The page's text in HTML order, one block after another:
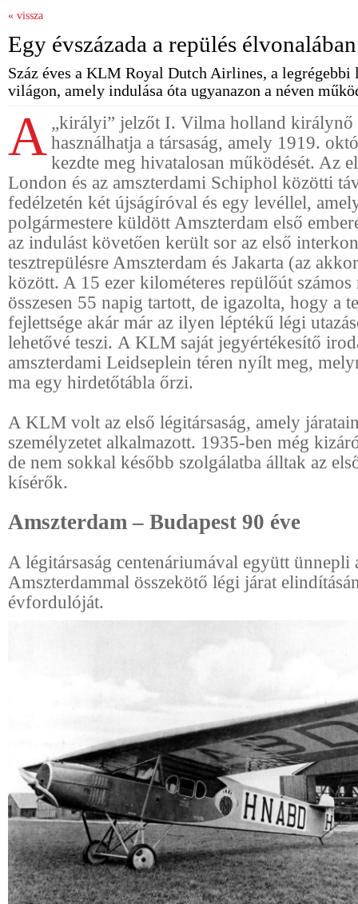
« vissza
Egy évszázada a repülés élvonalában
Száz éves a KLM Royal Dutch Airlines, a legrégebbi
világon, amely indulása óta ugyanazon a néven
A „királyi” jelzőt I. Vilma holland királynő
használhatja a társaság, amely 1919.
kezdte meg hivatalosan működését. Az
London és az amszterdami Schiphol közötti
fedélzetén két újságíróval és egy levéllel,
polgármestere küldött Amszterdam első
az indulást követően került sor az első
tesztrepülésre Amszterdam és Jakarta (az
között. A 15 ezer kilométeres repülőút
összesen 55 napig tartott, de igazolta, hogy a
fejlettsége akár már az ilyen léptékű légi
lehetővé teszi. A KLM saját jegyértékesítő
amszterdami Leidseplein téren nyílt meg,
ma egy hirdetőtábla őrzi.
A KLM volt az első légitársaság, amely
személyzetet alkalmazott. 1935-ben még
de nem sokkal később szolgálatba álltak az
kísérők.
Amszterdam – Budapest 90 éve
A légitársaság centenáriumával együtt ünnepli
Amszterdammal összekötő légi járat
évfordulóját.